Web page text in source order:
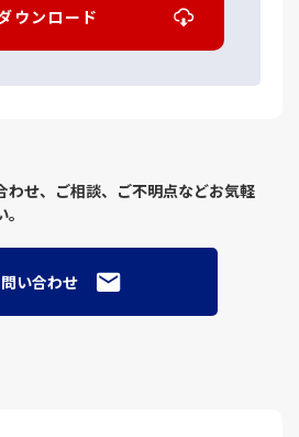
ウンロード
わせ、ご相談、ご不明点などお気軽
い合わせ